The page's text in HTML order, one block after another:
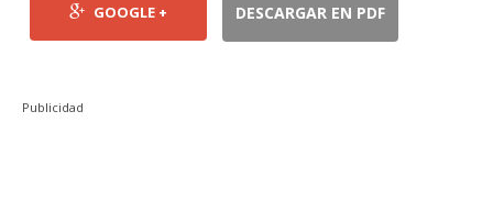
GOOGLE + DESCARGAR EN PDF
Publicidad